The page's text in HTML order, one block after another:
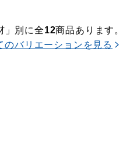
」別に全12商品あります。
のバリエーションを見る